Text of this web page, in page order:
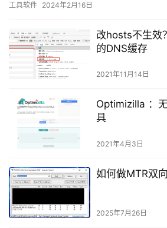
工具软件 2024年2月16日
改hosts不生效
的DNS缓存
2021年11月14日
Optimizilla ：
具
2021年4月3日
如何做MTR双
2025年7月26日